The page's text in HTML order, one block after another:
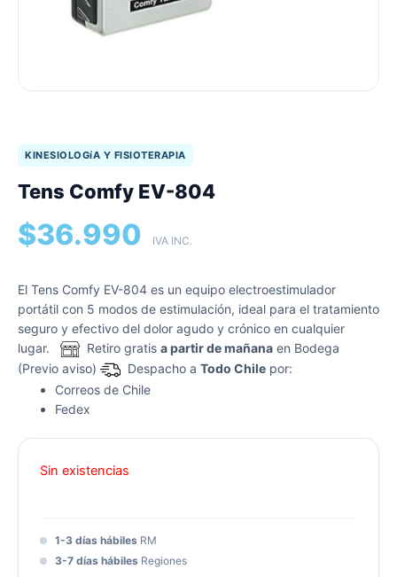
KINESIOLOGíA Y FISIOTERAPIA
Tens Comfy EV-804
$36.990 IVA INC.
El Tens Comfy EV-804 es un equipo electroestimulador
portátil con 5 modos de estimulación, ideal para el tratamiento
seguro y efectivo del dolor agudo y crónico en cualquier
lugar.
Retiro gratis a partir de mañana en Bodega
(Previo aviso)
Despacho a Todo Chile por:
Correos de Chile
Fedex
Sin existencias
1-3 días hábiles RM
3-7 días hábiles Regiones